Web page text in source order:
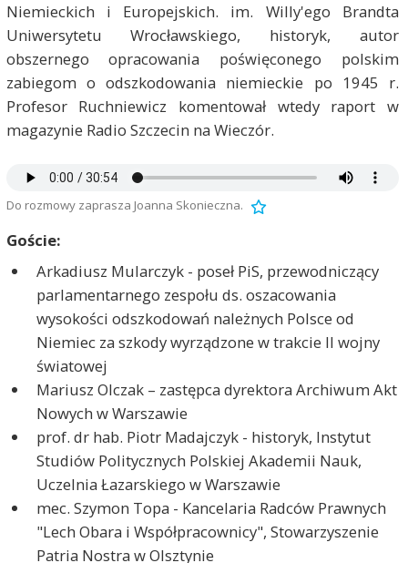
Niemieckich i Europejskich. im. Willy'ego Brandta
Uniwersytetu Wrocławskiego, historyk, autor
obszernego opracowania poświęconego polskim
zabiegom o odszkodowania niemieckie po 1945 r.
Profesor Ruchniewicz komentował wtedy raport w
magazynie Radio Szczecin na Wieczór.
Do rozmowy zaprasza Joanna Skonieczna.
Goście:
Arkadiusz Mularczyk - poseł PiS, przewodniczący
parlamentarnego zespołu ds. oszacowania
wysokości odszkodowań należnych Polsce od
Niemiec za szkody wyrządzone w trakcie II wojny
światowej
Mariusz Olczak – zastępca dyrektora Archiwum Akt
Nowych w Warszawie
prof. dr hab. Piotr Madajczyk - historyk, Instytut
Studiów Politycznych Polskiej Akademii Nauk,
Uczelnia Łazarskiego w Warszawie
mec. Szymon Topa - Kancelaria Radców Prawnych
"Lech Obara i Współpracownicy", Stowarzyszenie
Patria Nostra w Olsztynie